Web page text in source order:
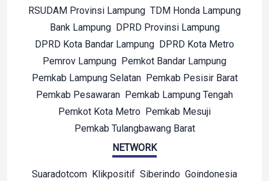
RSUDAM Provinsi Lampung TDM Honda Lampung
Bank Lampung DPRD Provinsi Lampung
DPRD Kota Bandar Lampung DPRD Kota Metro
Pemrov Lampung Pemkot Bandar Lampung
Pemkab Lampung Selatan Pemkab Pesisir Barat
Pemkab Pesawaran Pemkab Lampung Tengah
Pemkot Kota Metro Pemkab Mesuji
Pemkab Tulangbawang Barat
NETWORK
Suaradotcom Klikpositif Siberindo Goindonesia